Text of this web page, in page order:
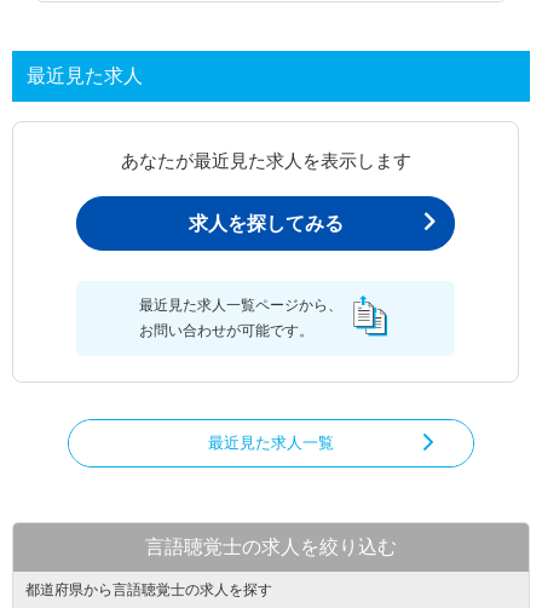
最近見た求人
あなたが最近見た求人を表示します
求人を探してみる
最近見た求人一覧ページから、
お問い合わせが可能です。
最近見た求人一覧
言語聴覚士の求人を絞り込む
都道府県から言語聴覚士の求人を探す